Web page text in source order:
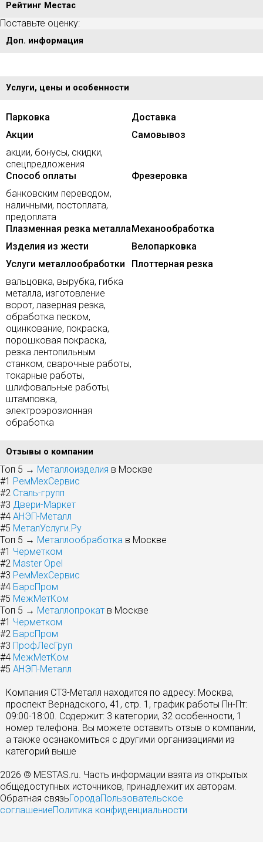
Рейтинг Местас
Поставьте оценку:
Доп. информация
Услуги, цены и особенности
Парковка
Доставка
Акции
акции, бонусы, скидки,
спецпредложения
Самовывоз
Способ оплаты
банковским переводом,
наличными, постоплата,
предоплата
Фрезеровка
Плазменная резка металлаМеханообработка
Изделия из жести
Велопарковка
Услуги металлообработки
вальцовка, вырубка, гибка
металла, изготовление
ворот, лазерная резка,
обработка песком,
оцинкование, покраска,
порошковая покраска,
резка лентопильным
станком, сварочные работы,
токарные работы,
шлифовальные работы,
штамповка,
электроэрозионная
обработка
Плоттерная резка
Отзывы о компании
Топ 5 → Металлоизделия в Москве
#1 РемМехСервис
#2 Сталь-групп
#3 Двери-Маркет
#4 АНЭП-Металл
#5 МеталУслуги.Ру
Топ 5 → Металлообработка в Москве
#1 Черметком
#2 Master Opel
#3 РемМехСервис
#4 БарсПром
#5 МежМетКом
Топ 5 → Металлопрокат в Москве
#1 Черметком
#2 БарсПром
#3 ПрофЛесГруп
#4 МежМетКом
#5 АНЭП-Металл
Компания СТ3-Металл находится по адресу: Москва,
проспект Вернадского, 41, стр. 1, график работы Пн-Пт:
09:00-18:00. Содержит: 3 категории, 32 особенности, 1
номер телефона. Вы можете оставить отзыв о компании,
а также осзнакомиться с другими организациями из
категорий выше
2026 © MESTAS.ru. Часть информации взята из открытых
общедоступных источников, принадлежит их авторам.
Обратная связьГородаПользовательское
соглашениеПолитика конфиденциальности